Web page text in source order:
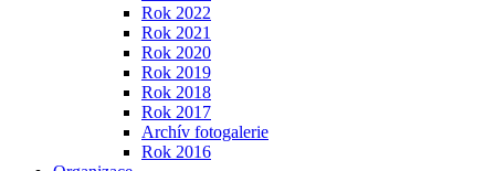
Rok 2022
Rok 2021
Rok 2020
Rok 2019
Rok 2018
Rok 2017
Archív fotogalerie
Rok 2016